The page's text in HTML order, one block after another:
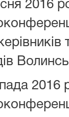
2016
2016